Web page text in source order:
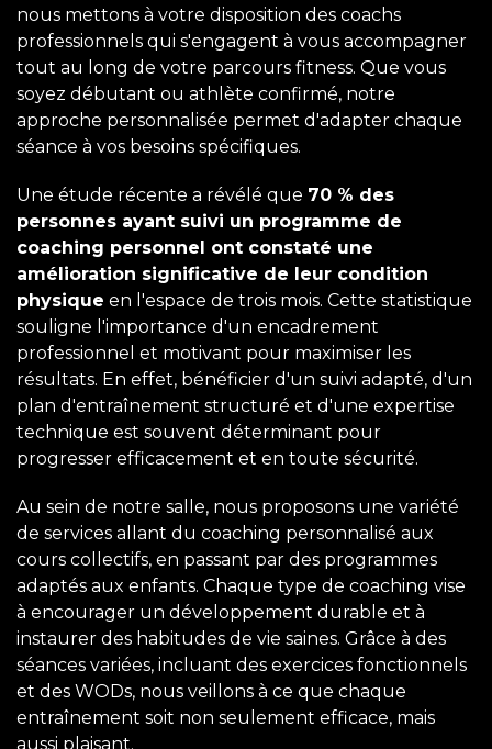
nous mettons à votre disposition des coachs
professionnels qui s'engagent à vous accompagner
tout au long de votre parcours fitness. Que vous
soyez débutant ou athlète confirmé, notre
approche personnalisée permet d'adapter chaque
séance à vos besoins spécifiques.
Une étude récente a révélé que 70 % des
personnes ayant suivi un programme de
coaching personnel ont constaté une
amélioration significative de leur condition
physique en l'espace de trois mois. Cette statistique
souligne l'importance d'un encadrement
professionnel et motivant pour maximiser les
résultats. En effet, bénéficier d'un suivi adapté, d'un
plan d'entraînement structuré et d'une expertise
technique est souvent déterminant pour
progresser efficacement et en toute sécurité.
Au sein de notre salle, nous proposons une variété
de services allant du coaching personnalisé aux
cours collectifs, en passant par des programmes
adaptés aux enfants. Chaque type de coaching vise
à encourager un développement durable et à
instaurer des habitudes de vie saines. Grâce à des
séances variées, incluant des exercices fonctionnels
et des WODs, nous veillons à ce que chaque
entraînement soit non seulement efficace, mais
aussi plaisant.